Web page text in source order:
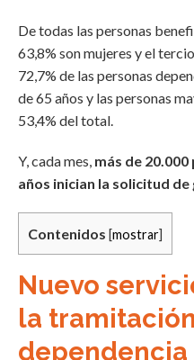
De todas las personas
63,8% son mujeres y el
72,7% de las personas
de 65 años y las personas
53,4% del total.
Y, cada mes, más de
años inician la solicitud
Contenidos [mostrar]
Nuevo
la
dependencia